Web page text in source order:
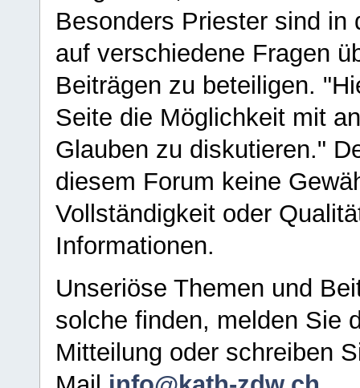
Besonders Priester sind in
auf verschiedene Fragen
Beiträgen zu beteiligen.
Seite die Möglichkeit mit
Glauben zu diskutieren."
diesem Forum keine
Vollständigkeit oder
Informationen.
Unseriöse Themen und
solche finden, melden Sie
Mitteilung oder schreiben